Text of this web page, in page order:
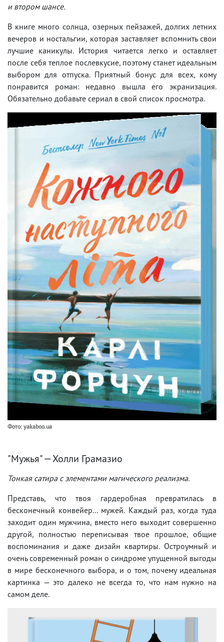
и втором шансе.
В книге много солнца, озерных пейзажей, долгих летних
вечеров и ностальгии, которая заставляет вспомнить свои
лучшие каникулы. История читается легко и оставляет
после себя теплое послевкусие, поэтому станет идеальным
выбором для отпуска. Приятный бонус для всех, кому
понравится роман: недавно вышла его экранизация.
Обязательно добавьте сериал в свой список просмотра.
Фото: yakaboo.ua
"Мужья" — Холли Грамазио
Тонкая сатира с элементами магического реализма.
Представь, что твоя гардеробная превратилась в
бесконечный конвейер... мужей. Каждый раз, когда туда
заходит один мужчина, вместо него выходит совершенно
другой, полностью переписывая твое прошлое, общие
воспоминания и даже дизайн квартиры. Остроумный и
очень современный роман о синдроме упущенной выгоды
в мире бесконечного выбора, и о том, почему идеальная
картинка — это далеко не всегда то, что нам нужно на
самом деле.